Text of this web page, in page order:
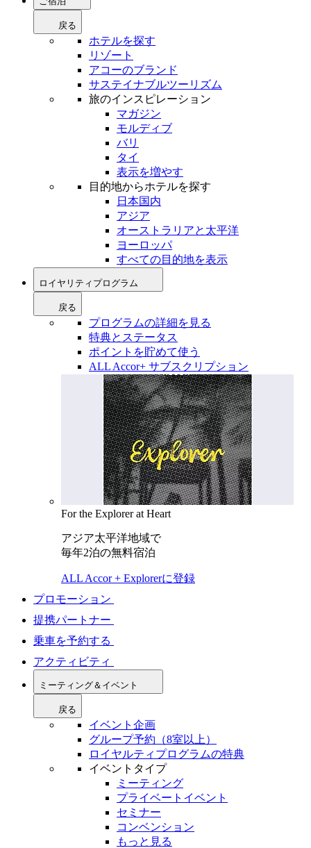
戻る
ホテルを探す
リゾート
アコーのブランド
サステイナブルツーリズム
旅のインスピレーション
マガジン
モルディブ
バリ
タイ
表示を増やす
目的地からホテルを探す
日本国内
アジア
オーストラリアと太平洋
ヨーロッパ
すべての目的地を表示
ロイヤリティプログラム
戻る
プログラムの詳細を見る
特典とステータス
ポイントを貯めて使う
ALL Accor+ サブスクリプション
For the Explorer at Heart
アジア太平洋地域で
毎年2泊の無料宿泊
ALL Accor + Explorerに登録
プロモーション
提携パートナー
乗車を予約する
アクティビティ
ミーティング＆イベント
戻る
イベント企画
グループ予約（8室以上）
ロイヤルティプログラムの特典
イベントタイプ
ミーティング
プライベートイベント
セミナー
コンベンション
もっと見る